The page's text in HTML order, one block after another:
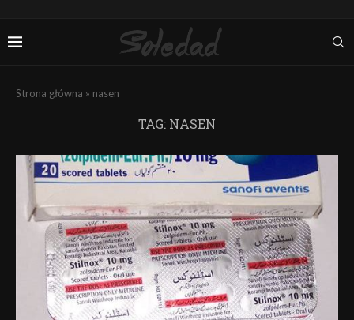
Strona główna » nasen
TAG: NASEN